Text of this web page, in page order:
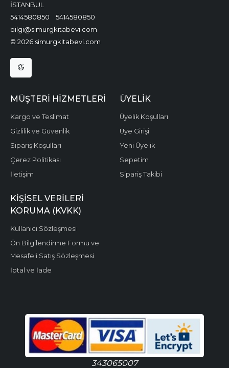
İSTANBUL
5414580850
5414580850
bilgi@simurgkitabevi.com
© 2026 simurgkitabevi.com
MÜŞTERI HIZMETLERI
Kargo ve Teslimat
Gizlilik ve Güvenlik
Sipariş Koşulları
Çerez Politikası
İletişim
ÜYELIK
Üyelik Koşulları
Üye Girişi
Yeni Üyelik
Sepetim
Sipariş Takibi
KIŞISEL VERILERI
KORUMA (KVKK)
Kullanıcı Sözleşmesi
Ön Bilgilendirme Formu ve
Mesafeli Satış Sözleşmesi
İptal ve İade
343065007